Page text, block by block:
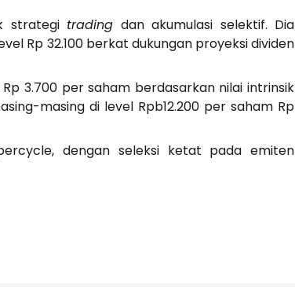
strategi trading dan akumulasi selektif. Dia
Rp 32.100 berkat dukungan proyeksi dividen
3.700 per saham berdasarkan nilai intrinsik
masing di level Rpb12.200 per saham Rp
dengan seleksi ketat pada emiten